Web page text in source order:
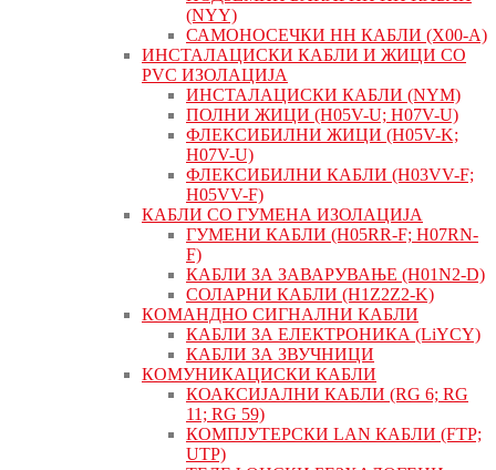
(NYY)
САМОНОСЕЧКИ НН КАБЛИ (X00-A)
ИНСТАЛАЦИСКИ КАБЛИ И ЖИЦИ СО
PVC ИЗОЛАЦИЈА
ИНСТАЛАЦИСКИ КАБЛИ (NYM)
ПОЛНИ ЖИЦИ (H05V-U; H07V-U)
ФЛЕКСИБИЛНИ ЖИЦИ (H05V-K;
H07V-U)
ФЛЕКСИБИЛНИ КАБЛИ (H03VV-F;
H05VV-F)
КАБЛИ СО ГУМЕНА ИЗОЛАЦИЈА
ГУМЕНИ КАБЛИ (H05RR-F; H07RN-
F)
КАБЛИ ЗА ЗАВАРУВАЊЕ (H01N2-D)
СОЛАРНИ КАБЛИ (H1Z2Z2-K)
КОМАНДНО СИГНАЛНИ КАБЛИ
КАБЛИ ЗА ЕЛЕКТРОНИКА (LiYCY)
КАБЛИ ЗА ЗВУЧНИЦИ
КОМУНИКАЦИСКИ КАБЛИ
КОАКСИЈАЛНИ КАБЛИ (RG 6; RG
11; RG 59)
КОМПЈУТЕРСКИ LAN КАБЛИ (FTP;
UTP)